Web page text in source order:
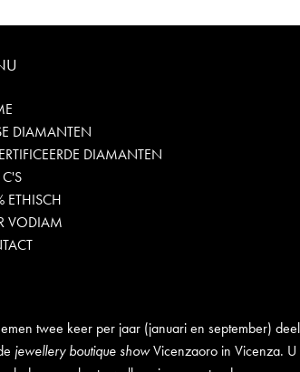
DIAMANTEN
DIAMANTEN
ETHISCH
VODIAM
twee keer per jaar (januari en september) deel
jewellery boutique showVicenzaoro in Vicenza. U